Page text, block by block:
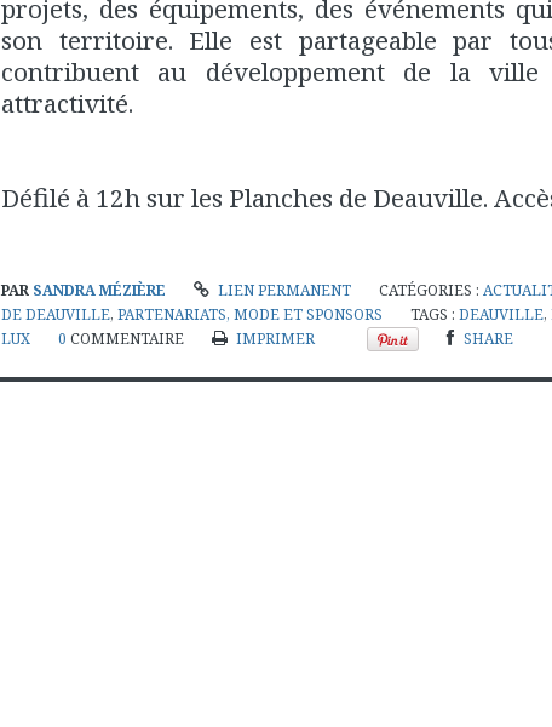
projets, des équipements, des événements
son territoire. Elle est partageable par
contribuent au développement de la
attractivité.
Défilé à 12h sur les Planches de Deauville.
PAR SANDRA MÉZIÈRE LIEN PERMANENT CATÉGORIES :
DE DEAUVILLE, PARTENARIATS, MODE ET SPONSORS TAGS : DEAUVILLE,
LUX
0 COMMENTAIRE IMPRIMER SHARE